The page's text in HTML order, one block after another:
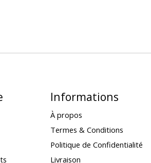
Informations
À propos
Termes & Conditions
Politique de Confidentialité
Livraison